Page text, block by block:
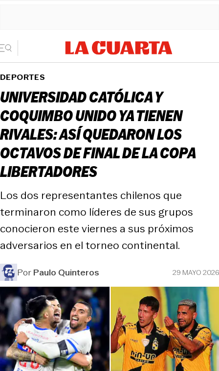
DEPORTES
UNIVERSIDAD CATÓLICA Y
COQUIMBO UNIDO YA TIENEN
RIVALES: ASÍ QUEDARON LOS
OCTAVOS DE FINAL DE LA COPA
LIBERTADORES
Los dos representantes chilenos que
terminaron como líderes de sus grupos
conocieron este viernes a sus próximos
adversarios en el torneo continental.
PorPaulo Quinteros 29 MAYO 2026